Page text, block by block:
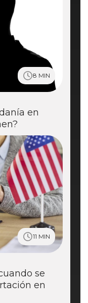
8 MIN
en
11 MIN
se
en